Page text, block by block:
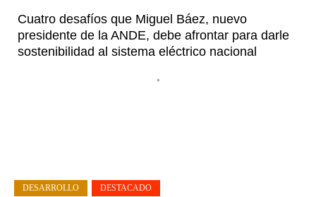
Cuatro desafíos que Miguel Báez, nuevo
presidente de la ANDE, debe afrontar para darle
sostenibilidad al sistema eléctrico nacional
•
DESARROLLO DESTACADO